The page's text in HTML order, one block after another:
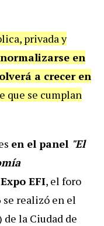
privada y
en
a crecer en
que se cumplan
en el panel "El
Expo EFI, el foro
se realizó en el
la Ciudad de